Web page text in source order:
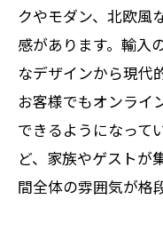
クやモダン、北欧風
感があります。輸入
なデザインから現代
お客様でもオンライ
できるようになって
ど、家族やゲストが
間全体の雰囲気が格